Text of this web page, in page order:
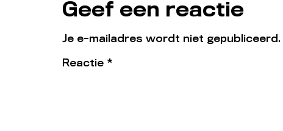
Geef een reactie
Je e-mailadres wordt niet gepubliceerd.
Reactie *